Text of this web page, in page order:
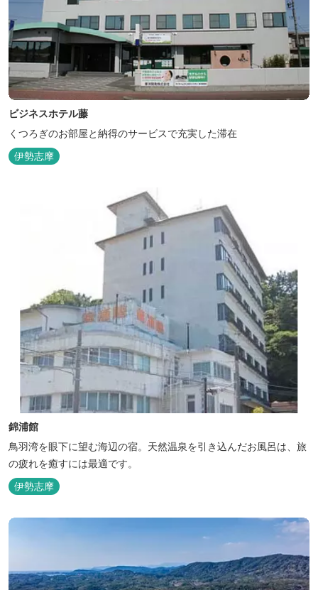
ビジネスホテル藤
くつろぎのお部屋と納得のサービスで充実した滞在
伊勢志摩
錦浦館
鳥羽湾を眼下に望む海辺の宿。天然温泉を引き込んだお風呂は、旅
の疲れを癒すには最適です。
伊勢志摩